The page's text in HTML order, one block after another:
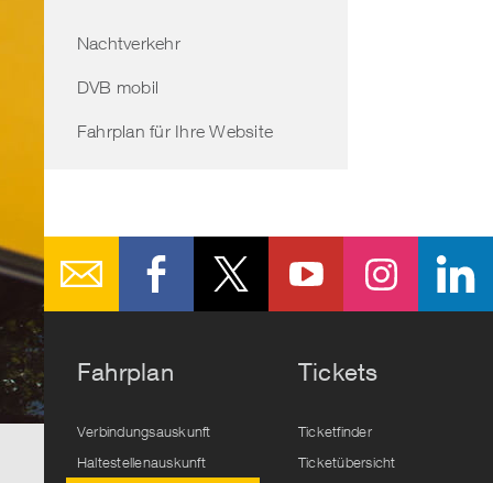
Nachtverkehr
DVB mobil
Fahrplan für Ihre Website
Fahrplan
Verbindungsauskunft
Haltestellenauskunft
Tickets
Ticketfinder
Ticketübersicht